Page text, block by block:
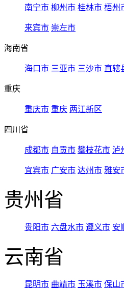
南宁市 柳州市 桂林市 梧州
来宾市 崇左市
海南省
海口市 三亚市 三沙市 直辖
重庆
重庆市 重庆 两江新区
四川省
成都市 自贡市 攀枝花市 泸
宜宾市 广安市 达州市 雅安
贵州省
贵阳市 六盘水市 遵义市 安
云南省
昆明市 曲靖市 玉溪市 保山